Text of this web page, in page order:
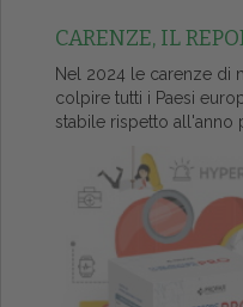
CARENZE, IL
Nel 2024 le carenze di
colpire tutti i Paesi
stabile rispetto all'anno